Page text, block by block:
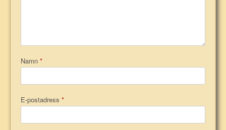
Namn *
E-postadress *